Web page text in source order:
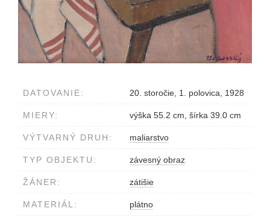
DATOVANIE: 20. storočie, 1. polovica, 1928
MIERY: výška 55.2 cm, šírka 39.0 cm
VÝTVARNÝ DRUH: maliarstvo
TYP OBJEKTU: závesný obraz
ŽÁNER: zátišie
MATERIÁL: plátno